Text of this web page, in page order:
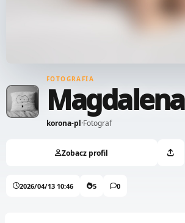
FOTOGRAFIA
Magdalena
korona-pl·Fotograf
Zobacz profil
2026/04/13 10:46 5 0